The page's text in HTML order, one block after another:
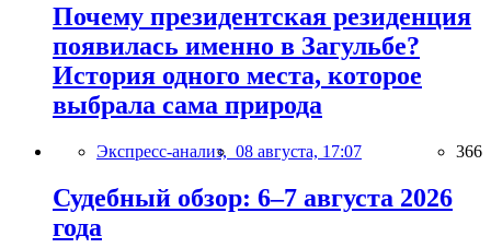
Почему президентская резиденция
появилась именно в Загульбе?
История одного места, которое
выбрала сама природа
Экспресс-анализ, 08 августа, 17:07 366
Судебный обзор: 6–7 августа 2026
года